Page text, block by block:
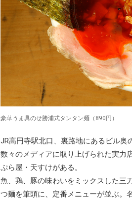
豪華うま具のせ勝浦式タンタン麺（890円）
JR高円寺駅北口、裏路地にあるビル奥
数々のメディアに取り上げられた実力
ぷら屋・天すけがある。
魚、鶏、豚の味わいをミックスした三
つ麺を筆頭に、定番メニューが並ぶ。